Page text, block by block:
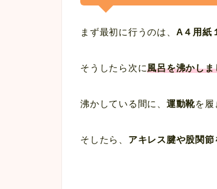
まず最初に行うのは、 A４用紙
そうしたら次に風呂を沸かしま
沸かしている間に、 運動靴を履
そしたら、 アキレス腱や股関